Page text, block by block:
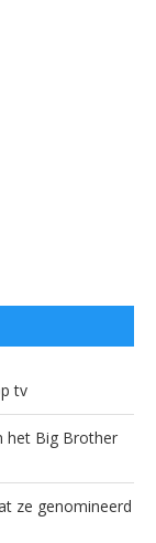
tv
het Big Brother
ze genomineerd